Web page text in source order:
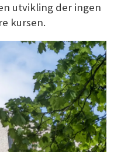
utvikling der ingen
kursen.